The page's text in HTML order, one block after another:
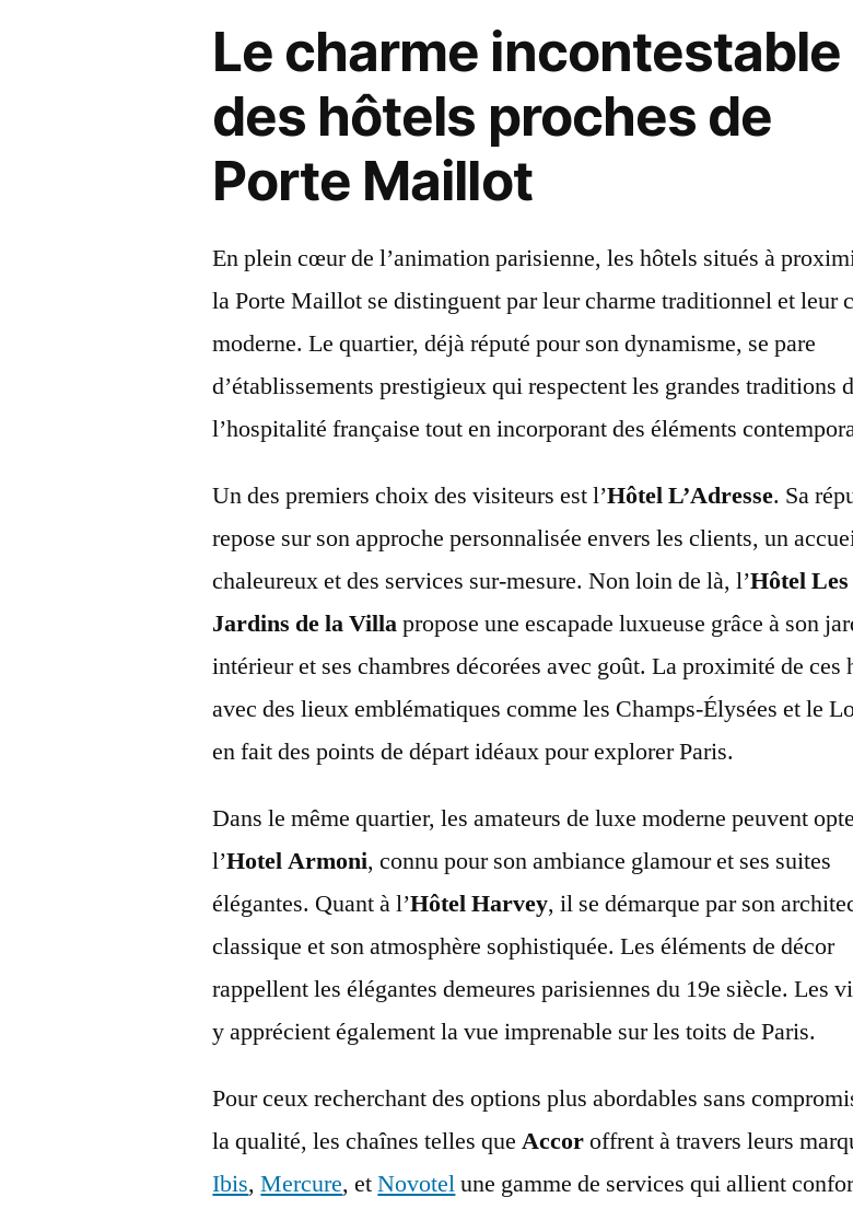
Le charme incontestable
des hôtels proches de
Porte Maillot
En plein cœur de l’animation parisienne, les hôtels situés à
la Porte Maillot se distinguent par leur charme traditionnel et leur
moderne. Le quartier, déjà réputé pour son dynamisme, se pare
d’établissements prestigieux qui respectent les grandes traditions
l’hospitalité française tout en incorporant des éléments
Un des premiers choix des visiteurs est l’Hôtel L’Adresse. Sa
repose sur son approche personnalisée envers les clients, un
chaleureux et des services sur-mesure. Non loin de là, l’Hôtel Les
Jardins de la Villapropose une escapade luxueuse grâce à son
intérieur et ses chambres décorées avec goût. La proximité de ces
avec des lieux emblématiques comme les Champs-Élysées et le
en fait des points de départ idéaux pour explorer Paris.
Dans le même quartier, les amateurs de luxe moderne peuvent
l’Hotel Armoni, connu pour son ambiance glamour et ses suites
élégantes. Quant à l’Hôtel Harvey, il se démarque par son
classique et son atmosphère sophistiquée. Les éléments de décor
rappellent les élégantes demeures parisiennes du 19e siècle. Les
y apprécient également la vue imprenable sur les toits de Paris.
Pour ceux recherchant des options plus abordables sans
la qualité, les chaînes telles queAccoroffrent à travers leurs
Ibis,Mercure, etNovotelune gamme de services qui allient